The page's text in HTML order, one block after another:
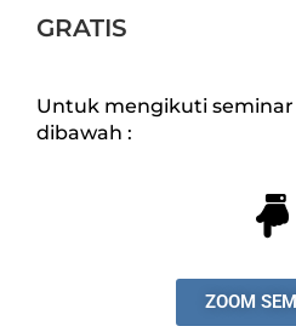
GRATIS
Untuk mengikuti
dibawah :
ZOOM